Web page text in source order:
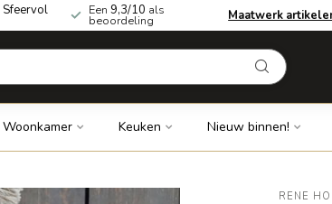
Sfeervol Een 9,3/10 als
beoordeling Maatwerk
Woonkamer Keuken Nieuw binnen!
RENE